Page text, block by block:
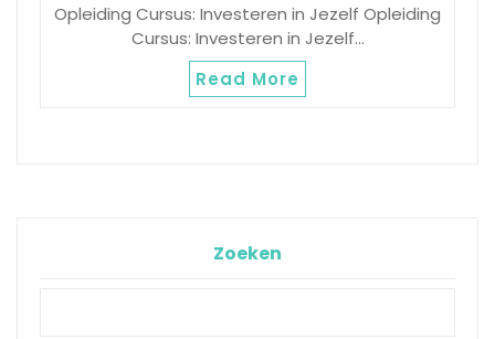
Opleiding Cursus: Investeren in Jezelf Opleiding
Cursus: Investeren in Jezelf…
Read More
Zoeken